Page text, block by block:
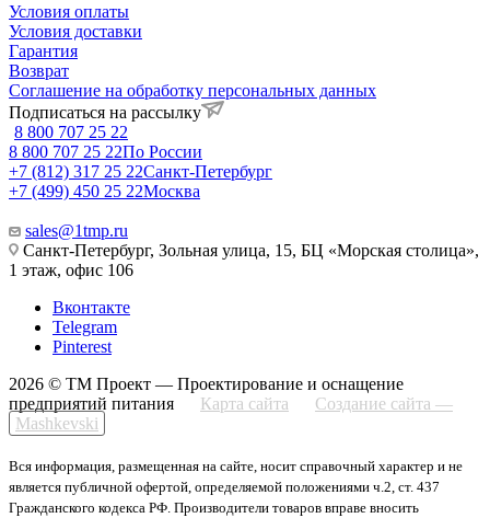
Условия оплаты
Условия доставки
Гарантия
Возврат
Соглашение на обработку персональных данных
Подписаться на рассылку
8 800 707 25 22
8 800 707 25 22По России
+7 (812) 317 25 22Санкт-Петербург
+7 (499) 450 25 22Москва
sales@1tmp.ru
Санкт-Петербург, Зольная улица, 15, БЦ «Морская столица»,
1 этаж, офис 106
Вконтакте
Telegram
Pinterest
2026 © ТМ Проект — Проектирование и оснащение
предприятий питания
Карта сайта
Создание сайта —
Mashkevski
Вся информация, размещенная на сайте, носит справочный характер и не
является публичной офертой, определяемой положениями ч.2, ст. 437
Гражданского кодекса РФ. Производители товаров вправе вносить